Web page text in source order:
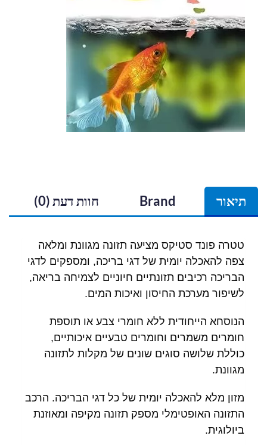
תיאור Brand חוות דעת (0)
טטרה פונד סטיקס מציעה תזונה מגוונת ומלאה
צפה להאכלה יומית של דגי בריכה, ומספקים לדגי
הבריכה רכיבים תזונתיים חיוניים לצמיחה בריאה,
לשיפור מערכת החיסון ואיכות המים.
הנוסחא הייחודית ללא חומרי צבע או תוספת
חומרים משמרים וחומרים טבעיים איכותיים,
כוללת שלושה סוגים שונים של מקלות לתזונה
מגוונת.
מזון מלא להאכלה יומית של כל דגי הבריכה. הרכב
התזונה האופטימלי מספק תזונה מקיפה ומאוזנת
ביולוגית.